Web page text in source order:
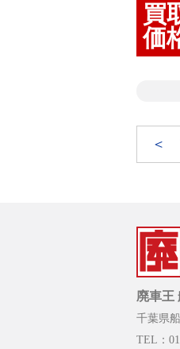
買
価
＜
廃車王
千葉県
TEL：